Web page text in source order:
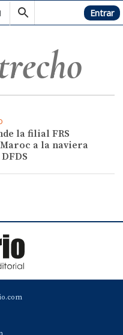
Hemeroteca Entrar
la filial FRS
a la naviera